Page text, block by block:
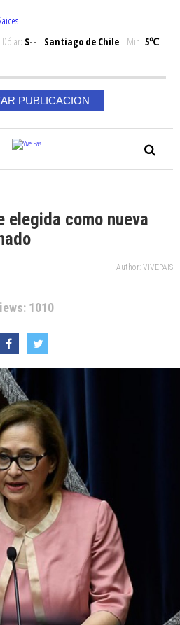
$-- Santiago de Chile Min: 5℃
PUBLICACION
elegida como nueva
Author: VIVEPAIS
1010